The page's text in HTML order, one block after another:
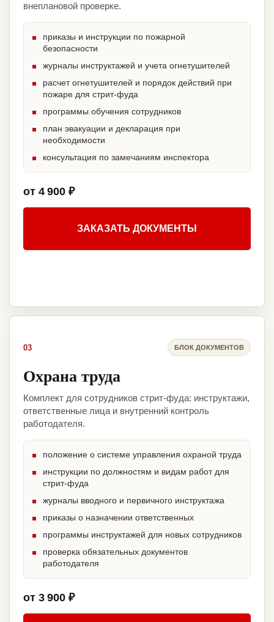
внеплановой проверке.
приказы и инструкции по пожарной
безопасности
журналы инструктажей и учета огнетушителей
расчет огнетушителей и порядок действий при
пожаре для стрит-фуда
программы обучения сотрудников
план эвакуации и декларация при
необходимости
консультация по замечаниям инспектора
от 4 900 ₽
ЗАКАЗАТЬ ДОКУМЕНТЫ
03 БЛОК ДОКУМЕНТОВ
Охрана труда
Комплект для сотрудников стрит-фуда: инструктажи,
ответственные лица и внутренний контроль
работодателя.
положение о системе управления охраной труда
инструкции по должностям и видам работ для
стрит-фуда
журналы вводного и первичного инструктажа
приказы о назначении ответственных
программы инструктажей для новых сотрудников
проверка обязательных документов
работодателя
от 3 900 ₽